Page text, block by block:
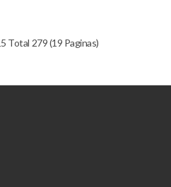
Total 279 (19 Paginas)